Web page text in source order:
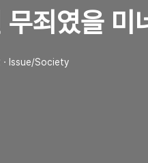
죄였을 미
ㆍ Issue/Society